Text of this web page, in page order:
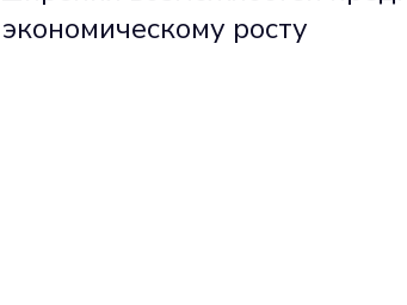
росту